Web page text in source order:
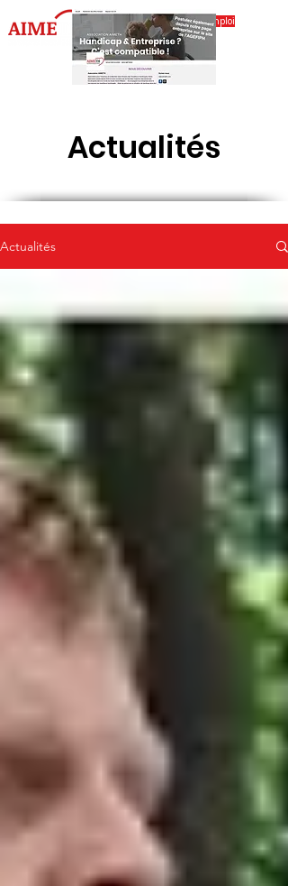
Accéder à l'espace emploi
Actualités
Actualités